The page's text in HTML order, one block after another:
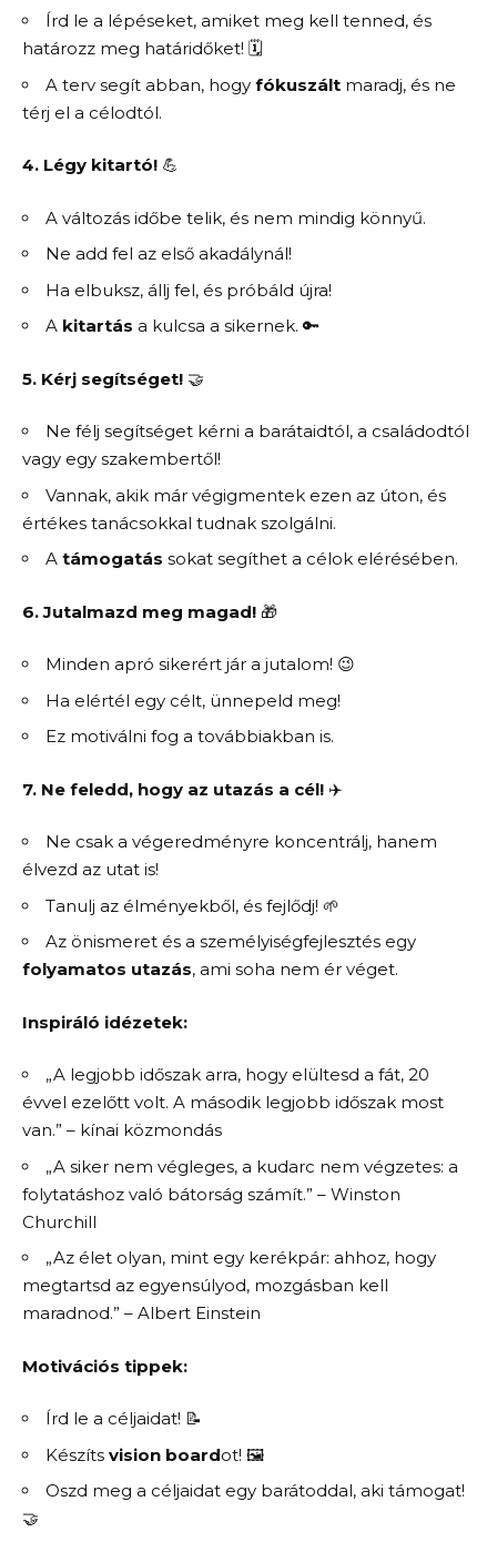
Írd le a lépéseket, amiket meg kell tenned, és
határozz meg határidőket! 🗓️
A terv segít abban, hogy fókuszált maradj, és ne
térj el a célodtól.
4. Légy kitartó! 💪
A változás időbe telik, és nem mindig könnyű.
Ne add fel az első akadálynál!
Ha elbuksz, állj fel, és próbáld újra!
A kitartás a kulcsa a sikernek. 🔑
5. Kérj segítséget! 🤝
Ne félj segítséget kérni a barátaidtól, a családodtól
vagy egy szakembertől!
Vannak, akik már végigmentek ezen az úton, és
értékes tanácsokkal tudnak szolgálni.
A támogatás sokat segíthet a célok elérésében.
6. Jutalmazd meg magad! 🎁
Minden apró sikerért jár a jutalom! 😉
Ha elértél egy célt, ünnepeld meg!
Ez motiválni fog a továbbiakban is.
7. Ne feledd, hogy az utazás a cél! ✈️
Ne csak a végeredményre koncentrálj, hanem
élvezd az utat is!
Tanulj az élményekből, és fejlődj! 🌱
Az önismeret és a személyiségfejlesztés egy
folyamatos utazás, ami soha nem ér véget.
Inspiráló idézetek:
„A legjobb időszak arra, hogy elültesd a fát, 20
évvel ezelőtt volt. A második legjobb időszak most
van.” – kínai közmondás
„A siker nem végleges, a kudarc nem végzetes: a
folytatáshoz való bátorság számít.” – Winston
Churchill
„Az élet olyan, mint egy kerékpár: ahhoz, hogy
megtartsd az egyensúlyod, mozgásban kell
maradnod.” – Albert Einstein
Motivációs tippek:
Írd le a céljaidat! 📝
Készíts vision boardot! 🖼️
Oszd meg a céljaidat egy barátoddal, aki támogat!
🤝